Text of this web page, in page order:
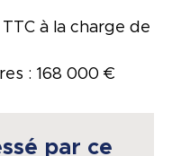
à la charge de
: 168 000 €
par ce